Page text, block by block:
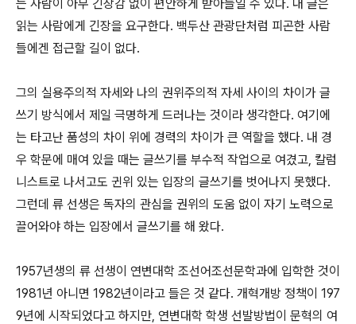
는 사람이 아무 긴장감 없이 편안하게 받아들일 수 있다. 내 글은
읽는 사람에게 긴장을 요구한다. 백두산 관광단처럼 피곤한 사람
들에겐 접근할 길이 없다.
그의 실용주의적 자세와 나의 권위주의적 자세 사이의 차이가 글
쓰기 방식에서 제일 극명하게 드러나는 것이라 생각한다. 여기에
는 타고난 품성의 차이 위에 경력의 차이가 큰 역할을 했다. 내 경
우 학문에 매여 있을 때는 글쓰기를 부수적 작업으로 여겼고, 칼럼
니스트로 나서고도 귄위 있는 입장의 글쓰기를 벗어나지 못했다.
그런데 류 선생은 독자의 관심을 권위의 도움 없이 자기 노력으로
끌어와야 하는 입장에서 글쓰기를 해 왔다.
1957년생의 류 선생이 연변대학 조선어조선문학과에 입학한 것이
1981년 아니면 1982년이라고 들은 것 같다. 개혁개방 정책이 197
9년에 시작되었다고 하지만, 연변대학 학생 선발방법이 문혁의 여